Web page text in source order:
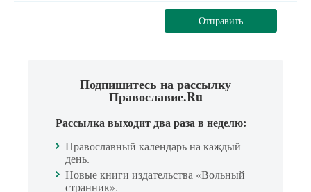
Отправить
Подпишитесь на рассылку
Православие.Ru
Рассылка выходит два раза в неделю:
Православный календарь на каждый
день.
Новые книги издательства «Вольный
странник».